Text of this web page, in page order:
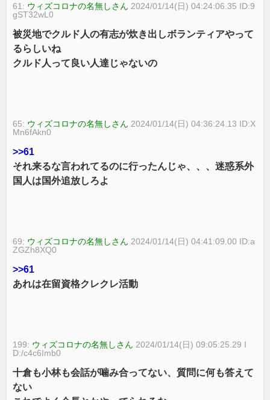
61: ウィズコロナの名無しさん 2024/01/14(日) 04:24:06.35 ID:9
gST32wL0
被災地でクルド人の有志が炊き出しボランティアやって
るらしいね
クルド人って良い人達じゃないの
65: ウィズコロナの名無しさん 2024/01/14(日) 04:36:24.13 ID:X
Mn6fAkn0
>>61
それ来るな言われてるのに行ったんじゃ、、、迷惑系外
国人は国外追放しろよ
69: ウィズコロナの名無しさん 2024/01/14(日) 04:41:09.00 ID:a
ZGZh8XQ0
>>61
あれは在留資格クレクレ活動
199: ウィズコロナの名無しさん 2024/01/14(日) 09:05:25.29 I
D:/c4c6Imb0
十倉も小林も会話が噛み合ってない、質問に何も答えて
ない